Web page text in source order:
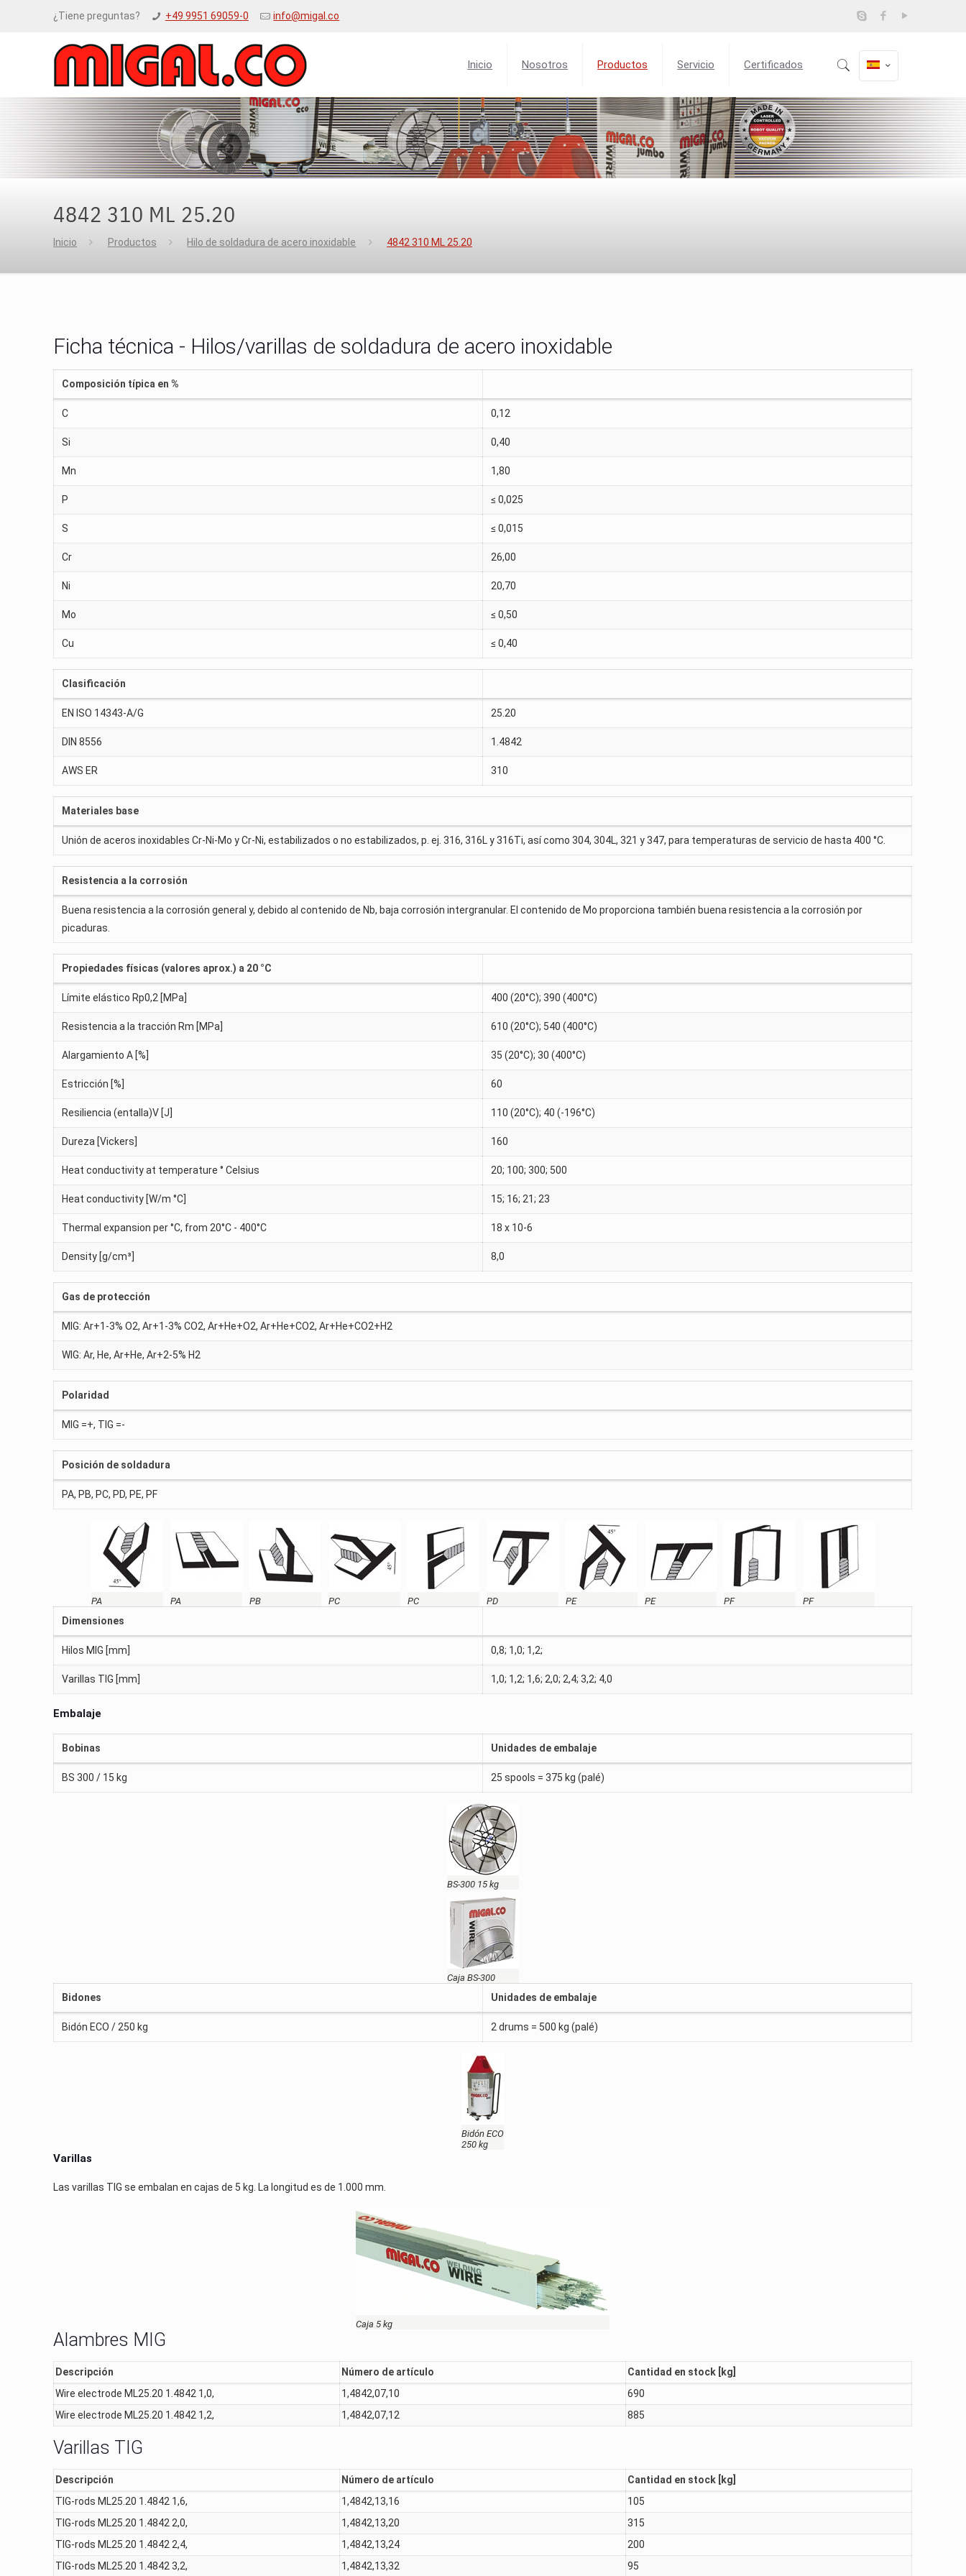
¿Tiene preguntas? +49 9951 69059-0 info@migal.co
Inicio Nosotros Productos Servicio Certificados
4842 310 ML 25.20
Inicio Productos Hilo de soldadura de acero inoxidable 4842 310 ML 25.20
Ficha técnica - Hilos/varillas de soldadura de acero inoxidable
Composición típica en %
C 0,12
Si 0,40
Mn 1,80
P ≤ 0,025
S ≤ 0,015
Cr 26,00
Ni 20,70
Mo ≤ 0,50
Cu ≤ 0,40
Clasificación
EN ISO 14343-A/G 25.20
DIN 8556 1.4842
AWS ER 310
Materiales base
Unión de aceros inoxidables Cr-Ni-Mo y Cr-Ni, estabilizados o no estabilizados, p. ej. 316, 316L y 316Ti, así como 304, 304L, 321 y 347, para temperaturas de servicio de hasta 400 °C.
Resistencia a la corrosión
Buena resistencia a la corrosión general y, debido al contenido de Nb, baja corrosión intergranular. El contenido de Mo proporciona también buena resistencia a la corrosión por
picaduras.
Propiedades físicas (valores aprox.) a 20 °C
Límite elástico Rp0,2 [MPa] 400 (20°C); 390 (400°C)
Resistencia a la tracción Rm [MPa] 610 (20°C); 540 (400°C)
Alargamiento A [%] 35 (20°C); 30 (400°C)
Estricción [%] 60
Resiliencia (entalla)V [J] 110 (20°C); 40 (-196°C)
Dureza [Vickers] 160
Heat conductivity at temperature ° Celsius 20; 100; 300; 500
Heat conductivity [W/m °C] 15; 16; 21; 23
Thermal expansion per °C, from 20°C - 400°C 18 x 10-6
Density [g/cm³] 8,0
Gas de protección
MIG: Ar+1-3% O2, Ar+1-3% CO2, Ar+He+O2, Ar+He+CO2, Ar+He+CO2+H2
WIG: Ar, He, Ar+He, Ar+2-5% H2
Polaridad
MIG =+, TIG =-
Posición de soldadura
PA, PB, PC, PD, PE, PF
PA PA PB PC PC PD PE PE PF PF
Dimensiones
Hilos MIG [mm] 0,8; 1,0; 1,2;
Varillas TIG [mm] 1,0; 1,2; 1,6; 2,0; 2,4; 3,2; 4,0
Embalaje
Bobinas Unidades de embalaje
BS 300 / 15 kg 25 spools = 375 kg (palé)
BS-300 15 kg
Caja BS-300
Bidones Unidades de embalaje
Bidón ECO / 250 kg 2 drums = 500 kg (palé)
Bidón ECO
250 kg
Varillas
Las varillas TIG se embalan en cajas de 5 kg. La longitud es de 1.000 mm.
Caja 5 kg
Alambres MIG
Descripción Número de artículo
Cantidad en stock [kg]
Wire electrode ML25.20 1.4842 1,0,
1,4842,07,10
690
Wire electrode ML25.20 1.4842 1,2,
1,4842,07,12 885
Varillas TIG
Descripción Número de artículo
Cantidad en stock [kg]
TIG-rods ML25.20 1.4842 1,6,
1,4842,13,16
105
TIG-rods ML25.20 1.4842 2,0,
1,4842,13,20
315
TIG-rods ML25.20 1.4842 2,4,
1,4842,13,24
200
TIG-rods ML25.20 1.4842 3,2,
1,4842,13,32 95